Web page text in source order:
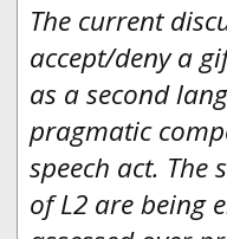
The current
accept/deny a
as a second
pragmatic
speech act.
of L2 are being